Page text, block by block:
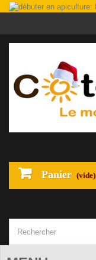
Panier (vide)